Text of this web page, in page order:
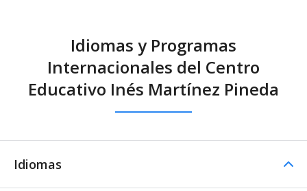
Idiomas y Programas
Internacionales del Centro
Educativo Inés Martínez Pineda
Idiomas